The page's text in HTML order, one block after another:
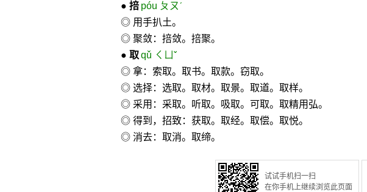
● 掊 póu ㄆㄡˊ
◎ 用手扒土。
◎ 聚敛：掊敛。掊聚。
● 取 qǔ ㄑㄩˇ
◎ 拿：索取。取书。取款。窃取。
◎ 选择：选取。取材。取景。取道。取样。
◎ 采用：采取。听取。吸取。可取。取精用弘。
◎ 得到，招致：获取。取经。取偿。取悦。
◎ 消去：取消。取缔。
试试手机扫一扫
在你手机上继续浏览此页面